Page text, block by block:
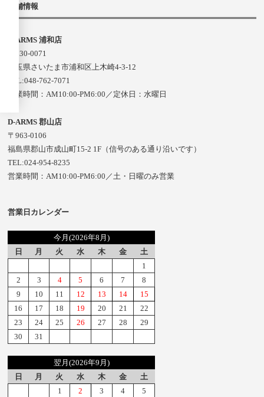
店舗情報
D-ARMS 浦和店
〒330-0071
埼玉県さいたま市浦和区上木崎4-3-12
TEL:048-762-7071
営業時間：AM10:00-PM6:00／定休日：水曜日
D-ARMS 郡山店
〒963-0106
福島県郡山市成山町15-2 1F（信号のある通り沿いです）
TEL:024-954-8235
営業時間：AM10:00-PM6:00／土・日曜のみ営業
営業日カレンダー
今月(2026年8月)
日
月 火 水 木 金
土
1
2
3 4 5 6 7
8
9
10 11 12 13 14
15
16
17 18 19 20 21
22
23
24 25 26 27 28
29
30
31
翌月(2026年9月)
日
月 火 水 木 金
土
1
2 3 4
5